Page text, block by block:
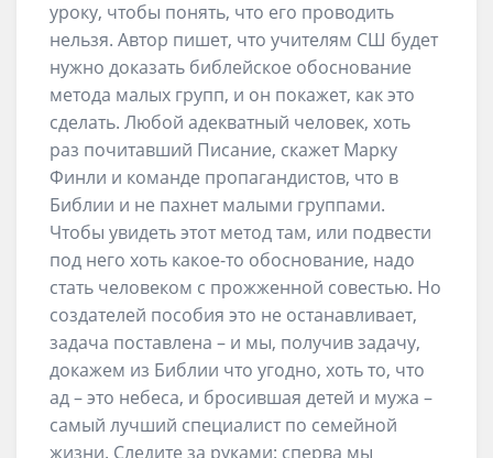
уроку, чтобы понять, что его проводить
нельзя. Автор пишет, что учителям СШ будет
нужно доказать библейское обоснование
метода малых групп, и он покажет, как это
сделать. Любой адекватный человек, хоть
раз почитавший Писание, скажет Марку
Финли и команде пропагандистов, что в
Библии и не пахнет малыми группами.
Чтобы увидеть этот метод там, или подвести
под него хоть какое-то обоснование, надо
стать человеком с прожженной совестью. Но
создателей пособия это не останавливает,
задача поставлена – и мы, получив задачу,
докажем из Библии что угодно, хоть то, что
ад – это небеса, и бросившая детей и мужа –
самый лучший специалист по семейной
жизни. Следите за руками: сперва мы